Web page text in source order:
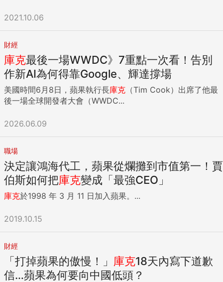
2021.10.06
財經
庫克最後一場WWDC》7重點一次看！告別
作新AI為何得靠Google、輝達撐場
美國時間6月8日，蘋果執行長庫克 （Tim Cook）出席了他最
後一場全球開發者大會（WWDC...
2026.06.09
職場
決定讓鴻海代工，蘋果從爛攤到市值第一！賈
伯斯如何把庫克變成「最強CEO」
庫克於1998 年 3 月 11 日加入蘋果。...
2019.10.15
財經
「打掉蘋果的傲慢！」 庫克18天內寫下道歉
信…蘋果為何要向中國低頭？